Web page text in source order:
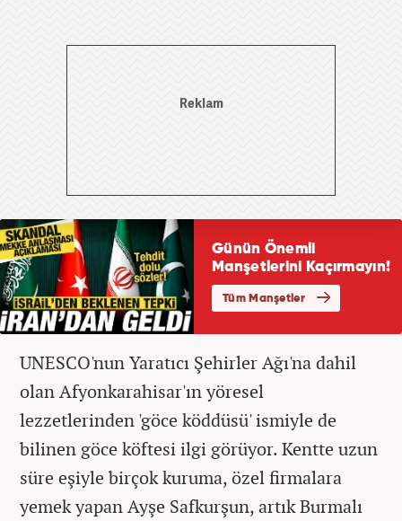
UNESCO'nun Yaratıcı Şehirler Ağı'na dahil
olan Afyonkarahisar'ın yöresel
lezzetlerinden 'göce köddüsü' ismiyle de
bilinen göce köftesi ilgi görüyor. Kentte uzun
süre eşiyle birçok kuruma, özel firmalara
yemek yapan Ayşe Safkurşun, artık Burmalı